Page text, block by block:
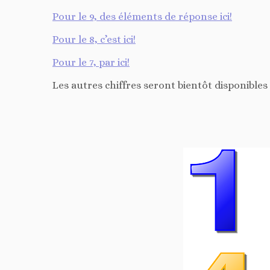
Pour le 9, des éléments de réponse ici!
Pour le 8, c’est ici!
Pour le 7, par ici!
Les autres chiffres seront bientôt disponibles